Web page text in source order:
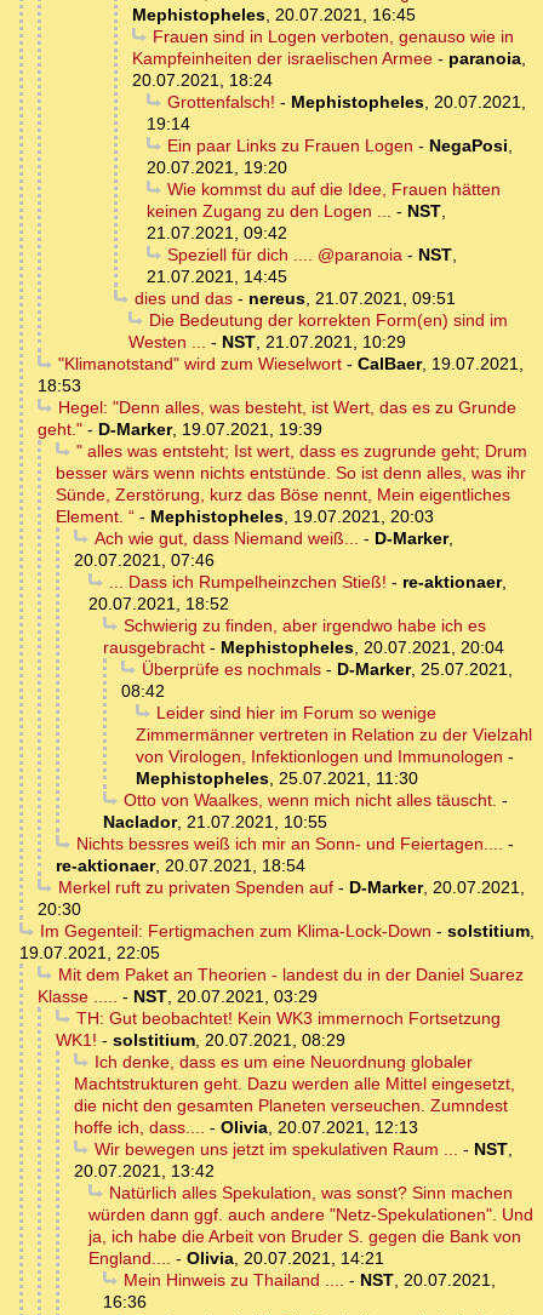
Mephistopheles, 20.07.2021, 16:45
Frauen sind in Logen verboten, genauso wie in
Kampfeinheiten der israelischen Armee - paranoia,
20.07.2021, 18:24
Grottenfalsch! - Mephistopheles, 20.07.2021,
19:14
Ein paar Links zu Frauen Logen - NegaPosi,
20.07.2021, 19:20
Wie kommst du auf die Idee, Frauen hätten
keinen Zugang zu den Logen ... - NST,
21.07.2021, 09:42
Speziell für dich .... @paranoia- NST,
21.07.2021, 14:45
dies und das- nereus, 21.07.2021, 09:51
Die Bedeutung der korrekten Form(en) sind im
Westen ... - NST, 21.07.2021, 10:29
"Klimanotstand" wird zum Wieselwort- CalBaer, 19.07.2021,
18:53
Hegel: "Denn alles, was besteht, ist Wert, das es zu Grunde
geht." - D-Marker, 19.07.2021, 19:39
" alles was entsteht; Ist wert, dass es zugrunde geht; Drum
besser wärs wenn nichts entstünde. So ist denn alles, was ihr
Sünde, Zerstörung, kurz das Böse nennt, Mein eigentliches
Element. “ - Mephistopheles, 19.07.2021, 20:03
Ach wie gut, dass Niemand weiß... - D-Marker,
20.07.2021, 07:46
... Dass ich Rumpelheinzchen Stieß! - re-aktionaer,
20.07.2021, 18:52
Schwierig zu finden, aber irgendwo habe ich es
rausgebracht - Mephistopheles, 20.07.2021, 20:04
Überprüfe es nochmals- D-Marker, 25.07.2021,
08:42
Leider sind hier im Forum so wenige
Zimmermänner vertreten in Relation zu der Vielzahl
von Virologen, Infektionlogen und Immunologen -
Mephistopheles, 25.07.2021, 11:30
Otto von Waalkes, wenn mich nicht alles täuscht. -
Naclador, 21.07.2021, 10:55
Nichts bessres weiß ich mir an Sonn- und Feiertagen.... -
re-aktionaer, 20.07.2021, 18:54
Merkel ruft zu privaten Spenden auf- D-Marker, 20.07.2021,
20:30
Im Gegenteil: Fertigmachen zum Klima-Lock-Down - solstitium,
19.07.2021, 22:05
Mit dem Paket an Theorien - landest du in der Daniel Suarez
Klasse ..... - NST, 20.07.2021, 03:29
TH: Gut beobachtet! Kein WK3 immernoch Fortsetzung
WK1! - solstitium, 20.07.2021, 08:29
Ich denke, dass es um eine Neuordnung globaler
Machtstrukturen geht. Dazu werden alle Mittel eingesetzt,
die nicht den gesamten Planeten verseuchen. Zumndest
hoffe ich, dass.... - Olivia, 20.07.2021, 12:13
Wir bewegen uns jetzt im spekulativen Raum ... - NST,
20.07.2021, 13:42
Natürlich alles Spekulation, was sonst? Sinn machen
würden dann ggf. auch andere "Netz-Spekulationen". Und
ja, ich habe die Arbeit von Bruder S. gegen die Bank von
England.... - Olivia, 20.07.2021, 14:21
Mein Hinweis zu Thailand .... - NST, 20.07.2021,
16:36